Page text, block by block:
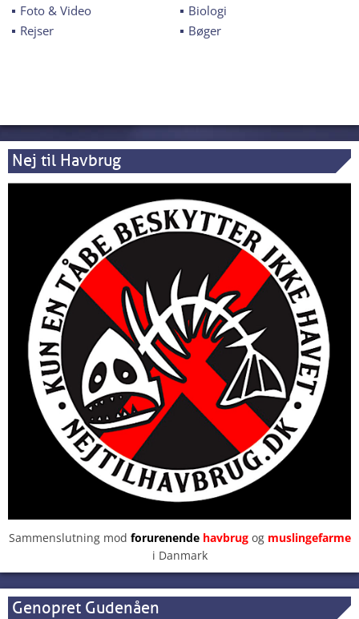
Foto & Video
Biologi
Rejser
Bøger
Nej til Havbrug
Sammenslutning mod forurenendehavbrugog muslingefarme
i Danmark
Genopret Gudenåen